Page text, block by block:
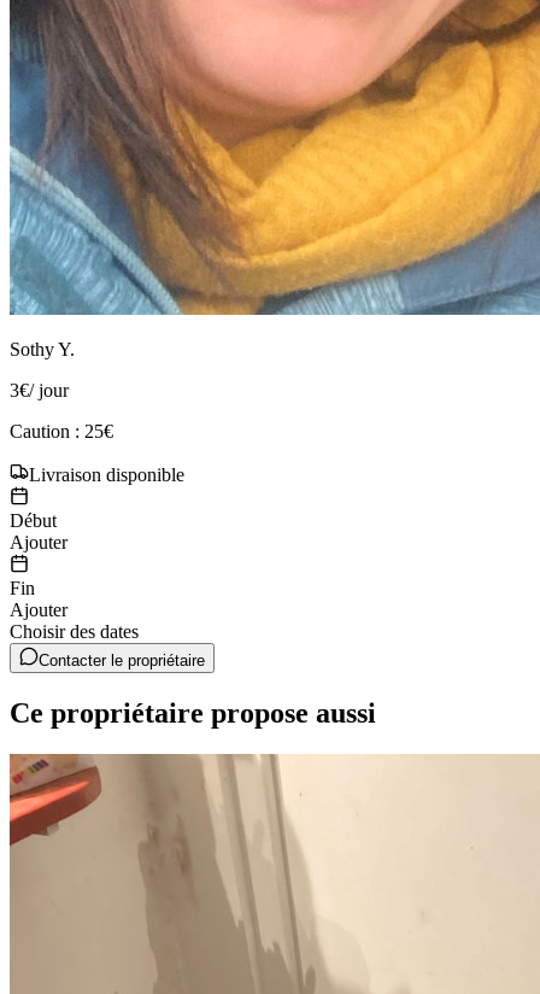
Sothy Y.
3€/ jour
Caution : 25€
Livraison disponible
Début
Ajouter
Fin
Ajouter
Choisir des dates
Contacter le propriétaire
Ce propriétaire propose aussi